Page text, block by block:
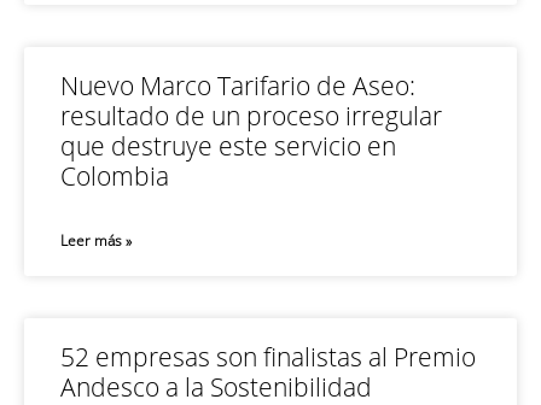
Nuevo Marco Tarifario de Aseo:
resultado de un proceso irregular
que destruye este servicio en
Colombia
Leer más »
52 empresas son finalistas al Premio
Andesco a la Sostenibilidad